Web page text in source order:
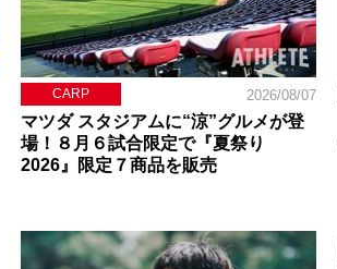
CARP 2026/08/07
マツダ スタジアムに“涼”グルメが登
場！８月６試合限定で『夏祭り
2026』限定７商品を販売